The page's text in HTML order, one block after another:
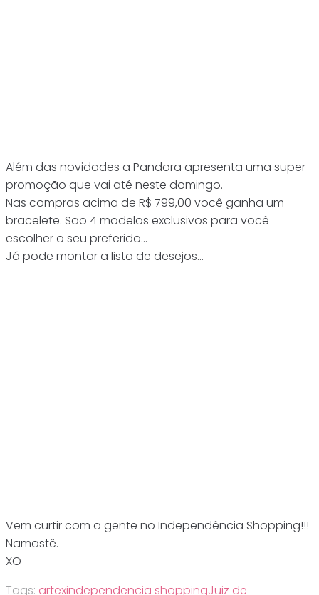
Além das novidades a Pandora apresenta uma super
promoção que vai até neste domingo.
Nas compras acima de R$ 799,00 você ganha um
bracelete. São 4 modelos exclusivos para você
escolher o seu preferido…
Já pode montar a lista de desejos…
Vem curtir com a gente no Independência Shopping!!!
Namastê.
XO
Tags: artexindependencia shoppingJuiz de